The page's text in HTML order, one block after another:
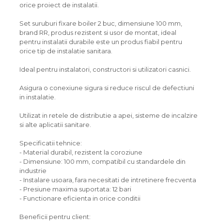
orice proiect de instalatii.
Set suruburi fixare boiler 2 buc, dimensiune 100 mm,
brand RR, produs rezistent si usor de montat, ideal
pentru instalatii durabile este un produs fiabil pentru
orice tip de instalatie sanitara.
Ideal pentru instalatori, constructori si utilizatori casnici.
Asigura o conexiune sigura si reduce riscul de defectiuni
in instalatie.
Utilizat in retele de distributie a apei, sisteme de incalzire
si alte aplicatii sanitare.
Specificatii tehnice:
- Material durabil, rezistent la coroziune
- Dimensiune: 100 mm, compatibil cu standardele din
industrie
- Instalare usoara, fara necesitati de intretinere frecventa
- Presiune maxima suportata: 12 bari
- Functionare eficienta in orice conditii
Beneficii pentru client: